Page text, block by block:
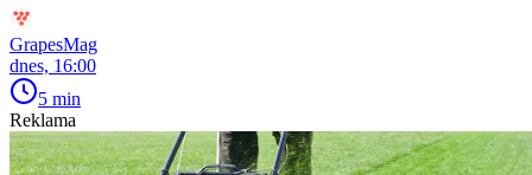
GrapesMag
dnes, 16:00
5 min
Reklama